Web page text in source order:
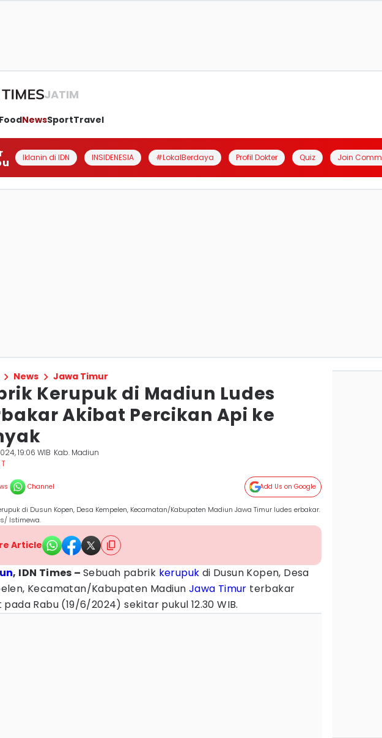
JATIM
FoodNewsSportTravel
Iklanin di IDN INSIDENESIA #LokalBerdaya Profil Dokter Quiz Join
News Jawa Timur
Kerupuk di Madiun Ludes
Akibat Percikan Api ke
19:06 WIB Kab. Madiun
Channel Add Us on Google
di Dusun Kopen, Desa Kempelen, Kecamatan/Kabupaten Madiun Jawa Timur ludes erbakar.
Istimewa.
Article
, IDN Times –Sebuah pabrik kerupuk di Dusun Kopen, Desa
Kecamatan/Kabupaten Madiun Jawa Timur terbakar
Rabu (19/6/2024) sekitar pukul 12.30 WIB.